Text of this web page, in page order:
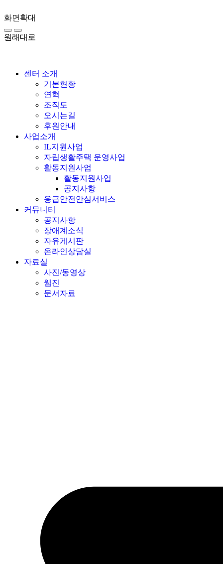
화면확대
원래대로
센터 소개
기본현황
연혁
조직도
오시는길
후원안내
사업소개
IL지원사업
자립생활주택 운영사업
활동지원사업
활동지원사업
공지사항
응급안전안심서비스
커뮤니티
공지사항
장애계소식
자유게시판
온라인상담실
자료실
사진/동영상
웹진
문서자료